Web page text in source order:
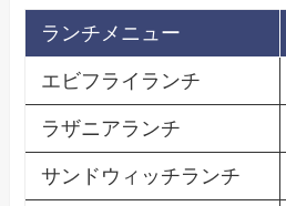
ランチメニュー
エビフライランチ
ラザニアランチ
サンドウィッチランチ